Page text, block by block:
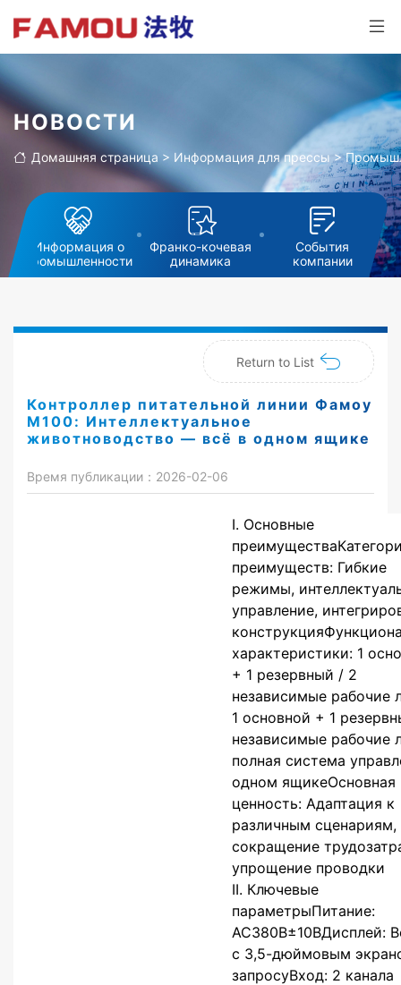
НОВОСТИ
Домашняя страница > Информация для прессы >
Информация о
промышленности
Франко-кочевая
динамика
События
компании
Контроллер питательной линии Фамоу
М100: Интеллектуальное
животноводство — всё в одном ящике
Return to List
Время публикации：2026-02-06
I. Основные
преимуществ: Гибкие
режимы,
управление,
характеристики: 1
+ 1 резервный / 2
независимые рабочие
1 основной + 1
независимые рабочие
полная система
одном ящикеОсновная
ценность: Адаптация к
различным сценариям,
сокращение
упрощение проводки
II. Ключевые
параметрыПитание:
AC380В±10ВДисплей:
с 3,5-дюймовым
запросуВход: 2 канала